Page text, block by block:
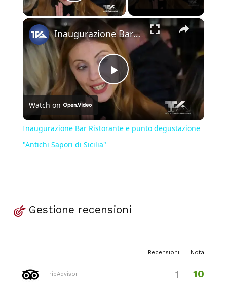
×
Play
Video
Inaugurazione Bar Ristorante e punto degustazione "Antichi Sapori di Sicilia"
Watch on
Inaugurazione Bar Ristorante e punto degustazione
"Antichi Sapori di Sicilia"
Gestione recensioni
Recensioni Nota
TripAdvisor 1 10